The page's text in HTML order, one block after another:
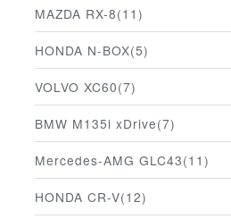
MAZDA RX-8(11)
HONDA N-BOX(5)
VOLVO XC60(7)
BMW M135i xDrive(7)
Mercedes-AMG GLC43(11)
HONDA CR-V(12)